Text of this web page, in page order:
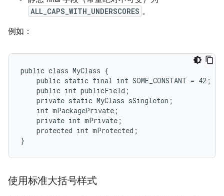
ALL_CAPS_WITH_UNDERSCORES 。
例如：
public class MyClass {
    public static final int SOME_CONSTANT = 42;
    public int publicField;
    private static MyClass sSingleton;
    int mPackagePrivate;
    private int mPrivate;
    protected int mProtected;
}
使用标准大括号样式